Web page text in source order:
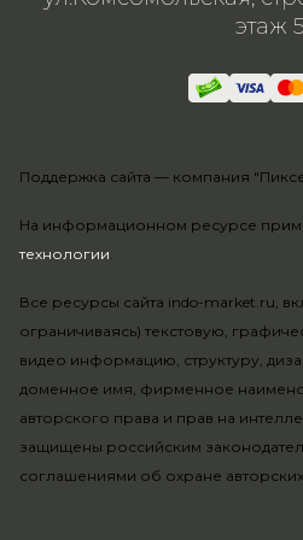
На информационном ресурсе
технологии.
Все ресурсы сайта indo-market.ru,
ограничиваясь) текстовую,
видео информацию, структуру,
доменное имя, фирменное
авторского права и прав на
защищены российским
соглашениями об охране
этаж 5
Поддержка сайта — компания